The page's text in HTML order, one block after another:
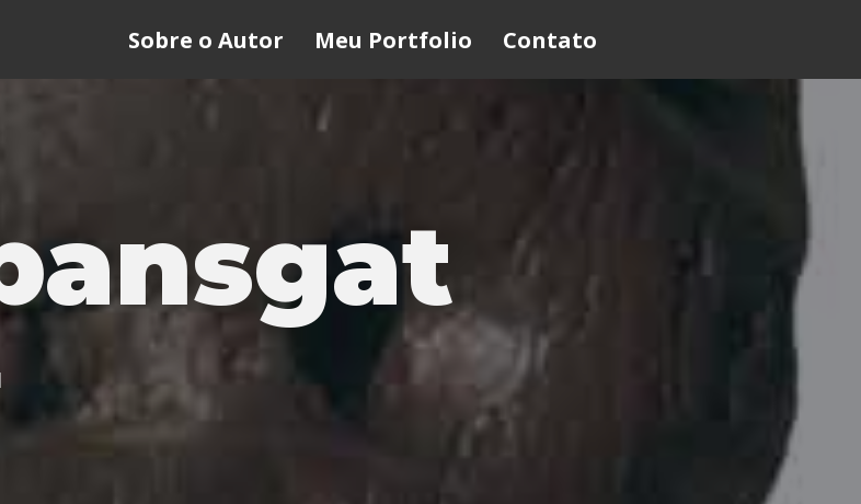
Sobre o Autor Meu Portfolio Contato